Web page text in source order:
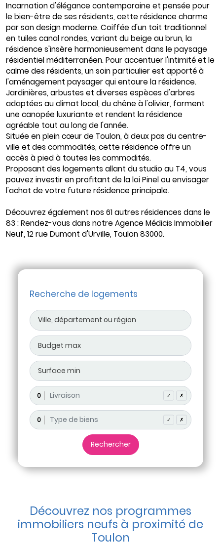
Incarnation d'élégance contemporaine et pensée pour
le bien-être de ses résidents, cette résidence charme
par son design moderne. Coiffée d'un toit traditionnel
en tuiles canal rondes, variant du beige au brun, la
résidence s'insère harmonieusement dans le paysage
résidentiel méditerranéen. Pour accentuer l'intimité et le
calme des résidents, un soin particulier est apporté à
l'aménagement paysager qui entoure la résidence.
Jardinières, arbustes et diverses espèces d'arbres
adaptées au climat local, du chêne à l'olivier, forment
une canopée luxuriante et rendent la résidence
agréable tout au long de l'année.
Située en plein cœur de Toulon, à deux pas du centre-
ville et des commodités, cette résidence offre un
accès à pied à toutes les commodités.
Proposant des logements allant du studio au T4, vous
pouvez investir en profitant de la loi Pinel ou envisager
l'achat de votre future résidence principale.
Découvrez également nos 61 autres résidences dans le
83 : Rendez-vous dans notre Agence Médicis Immobilier
Neuf, 12 rue Dumont d'Urville, Toulon 83000.
Recherche de logements
0 ✓ ✗
0 ✓ ✗
Découvrez nos programmes
immobiliers neufs à proximité de
Toulon